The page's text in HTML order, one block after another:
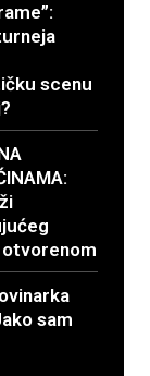
scenu
otvorenom
sam